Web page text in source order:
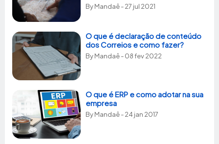
ByMandaê- 27 jul 2021
O que é declaração de conteúdo
dos Correios e como fazer?
ByMandaê- 08 fev 2022
O que é ERP e como adotar na sua
empresa
ByMandaê- 24 jan 2017